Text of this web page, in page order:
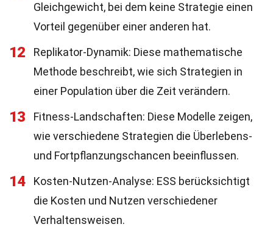
Gleichgewicht, bei dem keine Strategie einen
Vorteil gegenüber einer anderen hat.
12
Replikator-Dynamik: Diese mathematische
Methode beschreibt, wie sich Strategien in
einer Population über die Zeit verändern.
13
Fitness-Landschaften: Diese Modelle zeigen,
wie verschiedene Strategien die Überlebens-
und Fortpflanzungschancen beeinflussen.
14
Kosten-Nutzen-Analyse: ESS berücksichtigt
die Kosten und Nutzen verschiedener
Verhaltensweisen.